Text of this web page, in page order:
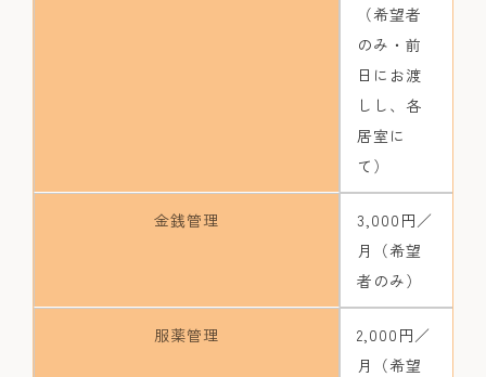
（希望者
のみ・前
日にお渡
しし、各
居室に
て）
金銭管理
3,000円／
月（希望
者のみ）
服薬管理
2,000円／
月（希望